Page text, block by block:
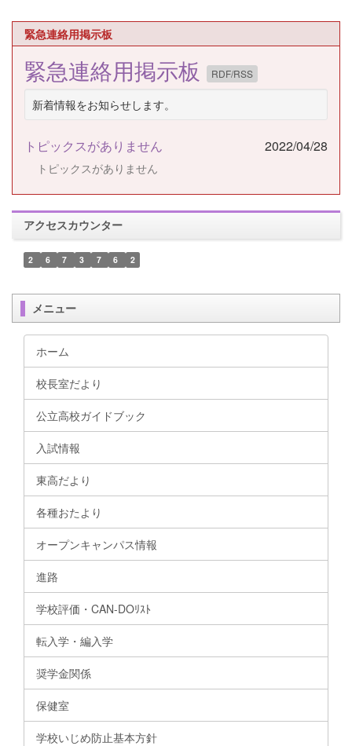
緊急連絡用掲示板
緊急連絡用掲示板 RDF/RSS
新着情報をお知らせします。
トピックスがありません 2022/04/28
トピックスがありません
アクセスカウンター
2 6 7 3 7 6 2
メニュー
ホーム
校長室だより
公立高校ガイドブック
入試情報
東高だより
各種おたより
オープンキャンパス情報
進路
学校評価・CAN-DOﾘｽﾄ
転入学・編入学
奨学金関係
保健室
学校いじめ防止基本方針